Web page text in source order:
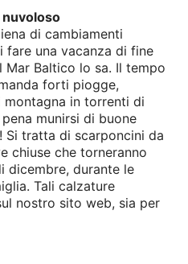
di cambiamenti
fare una vacanza di fine
Baltico lo sa. Il tempo
forti piogge,
in torrenti di
munirsi di buone
Si tratta di scarponcini da
chiuse che torneranno
dicembre, durante le
Tali calzature
nostro sito web, sia per